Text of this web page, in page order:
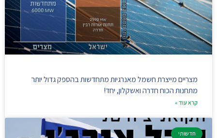
מצריים מייצרת חשמל מאנרגיות מתחדשות בהספק גדול יותר
מתחנות הכוח חדרה ואשקלון, יחד!
קרא עוד »
חדשותי